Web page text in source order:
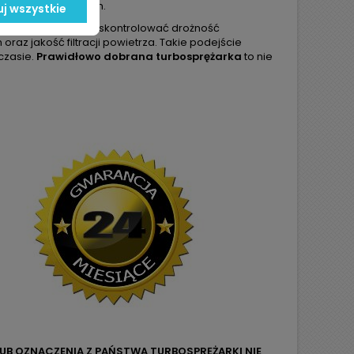
lub aktuátorem.
przy wymianie skontrolować drożność
jakość filtracji powietrza. Takie podejście
Prawidłowo dobrana turbosprężarka to nie
wszystkie